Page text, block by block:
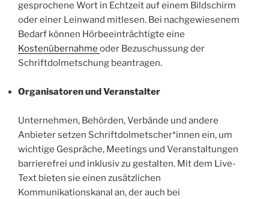
gesprochene Wort in Echtzeit auf einem Bildschirm
oder einer Leinwand mitlesen. Bei nachgewiesenem
Bedarf können Hörbeeinträchtigte eine
Kostenübernahme oder Bezuschussung der
Schriftdolmetschung beantragen.
Organisatoren und Veranstalter
Unternehmen, Behörden, Verbände und andere
Anbieter setzen Schriftdolmetscher*innen ein, um
wichtige Gespräche, Meetings und Veranstaltungen
barrierefrei und inklusiv zu gestalten. Mit dem Live-
Text bieten sie einen zusätzlichen
Kommunikationskanal an, der auch bei